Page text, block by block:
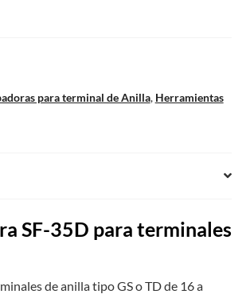
para terminal de Anilla, Herramientas
SF-35D para terminales
de anilla tipo GS o TD de 16 a